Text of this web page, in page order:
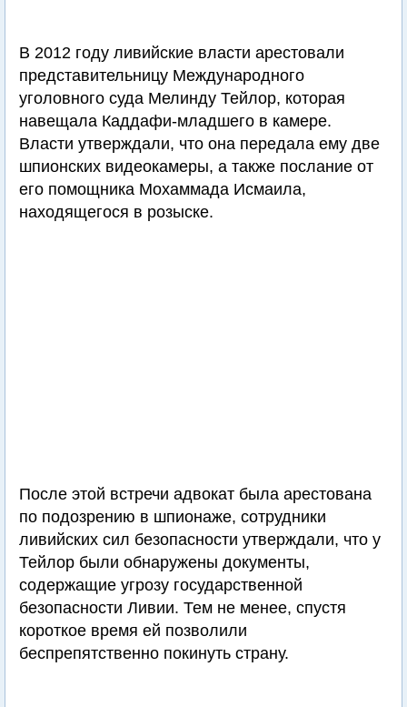
В 2012 году ливийские власти арестовали
представительницу Международного
уголовного суда Мелинду Тейлор, которая
навещала Каддафи-младшего в камере.
Власти утверждали, что она передала ему две
шпионских видеокамеры, а также послание от
его помощника Мохаммада Исмаила,
находящегося в розыске.
После этой встречи адвокат была арестована
по подозрению в шпионаже, сотрудники
ливийских сил безопасности утверждали, что у
Тейлор были обнаружены документы,
содержащие угрозу государственной
безопасности Ливии. Тем не менее, спустя
короткое время ей позволили
беспрепятственно покинуть страну.